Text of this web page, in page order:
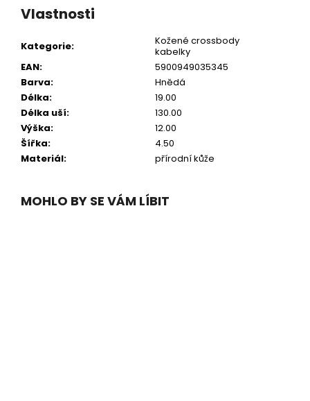
Vlastnosti
Kategorie:
Kožené crossbody
kabelky
EAN:
5900949035345
Barva:
Hnědá
Délka:
19.00
Délka uší:
130.00
Výška:
12.00
Šířka:
4.50
Materiál: přírodní kůže
MOHLO BY SE VÁM LÍBIT